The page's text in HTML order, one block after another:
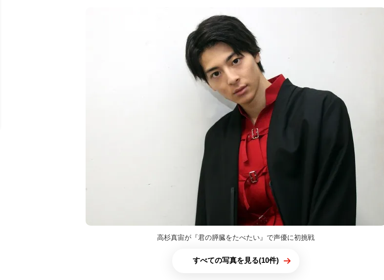
高杉真宙が『君の膵臓をたべたい』で声優に初挑戦
すべての写真を見る(10件)